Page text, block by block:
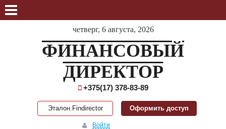
четверг, 6 августа, 2026
ФИНАНСОВЫЙ
ДИРЕКТОР
+375(17) 378-83-89
Эталон.Findirector Оформить доступ
Войти